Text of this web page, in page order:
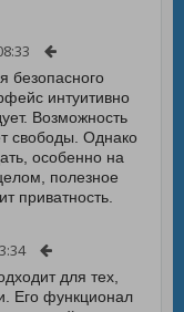
безопасного
интуитивно
Возможность
свободы. Однако
особенно на
полезное
приватность.
для тех,
Его функционал